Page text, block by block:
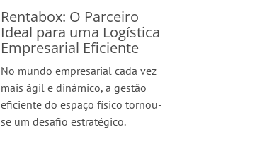
Rentabox: O Parceiro
Ideal para uma Logística
Empresarial Eficiente
No mundo empresarial cada vez
mais ágil e dinâmico, a gestão
eficiente do espaço físico tornou-
se um desafio estratégico.